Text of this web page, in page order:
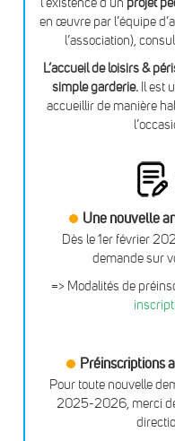
en œuvre par l’équipe
l’association),
L’accueil de loisirs &
simple garderie. Il est
accueillir de manière
Une nouvelle
Dès le 1er février
demande sur
=> Modalités de
Préinscriptions
Pour toute nouvelle
2025-2026, merci